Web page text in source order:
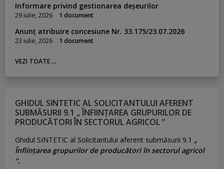
Informare privind gestionarea deșeurilor
29 iulie, 2026 1 document
Anunț atribuire concesiune Nr. 33.175/23.07.2026
23 iulie, 2026 1 document
VEZI TOATE ...
GHIDUL SINTETIC AL SOLICITANTULUI AFERENT
SUBMĂSURII 9.1 „ ÎNFIINȚAREA GRUPURILOR DE
PRODUCĂTORI ÎN SECTORUL AGRICOL ”
Ghidul SINTETIC al Solicitantului aferent submăsurii 9.1 „
Înființarea grupurilor de producători în sectorul agricol
”.